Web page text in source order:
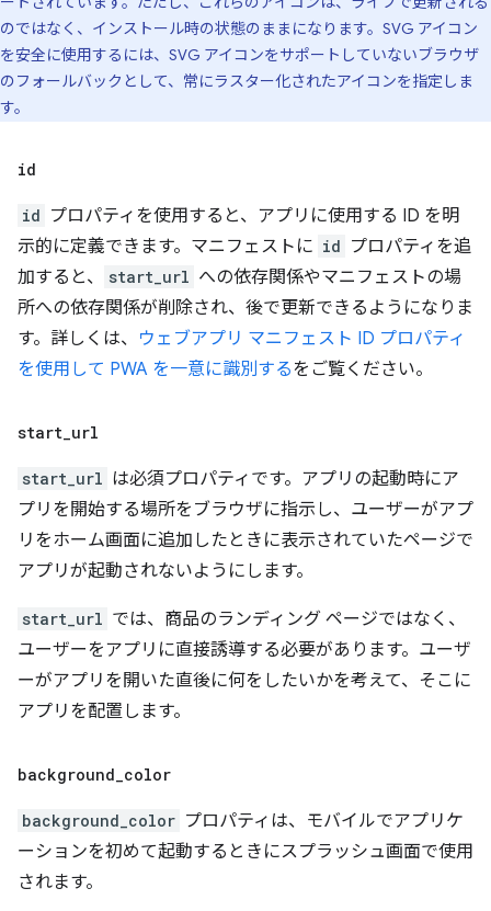
のではなく、インストール時の状態のままになります。SVG アイコン
を安全に使用するには、SVG アイコンをサポートしていないブラウザ
のフォールバックとして、常にラスター化されたアイコンを指定しま
す。
id
id プロパティを使用すると、アプリに使用する ID を明
示的に定義できます。マニフェストに id プロパティを追
加すると、
start_url への依存関係やマニフェストの場
所への依存関係が削除され、後で更新できるようになりま
す。詳しくは、 ウェブアプリ マニフェスト ID プロパティ
を使用して PWA を一意に識別するをご覧ください。
start_url
start_url は必須プロパティです。アプリの起動時にア
プリを開始する場所をブラウザに指示し、ユーザーがアプ
リをホーム画面に追加したときに表示されていたページで
アプリが起動されないようにします。
start_url では、商品のランディング ページではなく、
ユーザーをアプリに直接誘導する必要があります。ユーザ
ーがアプリを開いた直後に何をしたいかを考えて、そこに
アプリを配置します。
background_color
background_color プロパティは、モバイルでアプリケ
ーションを初めて起動するときにスプラッシュ画面で使用
されます。